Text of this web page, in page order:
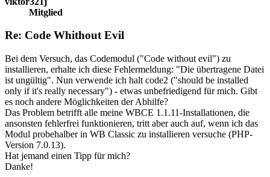
Mitglied
Re: Code Whithout Evil
Bei dem Versuch, das Codemodul ("Code without evil") zu
installieren, erhalte ich diese Fehlermeldung: "Die übertragene Datei
ist ungültig". Nun verwende ich halt code2 ("should be installed
only if it's really necessary") - etwas unbefriedigend für mich. Gibt
es noch andere Möglichkeiten der Abhilfe?
Das Problem betrifft alle meine WBCE 1.1.11-Installationen, die
ansonsten fehlerfrei funktionieren, tritt aber auch auf, wenn ich das
Modul probehalber in WB Classic zu installieren versuche (PHP-
Version 7.0.13).
Hat jemand einen Tipp für mich?
Danke!